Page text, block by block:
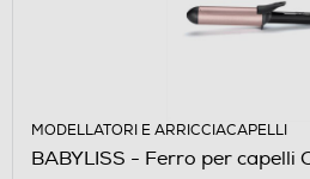
MODELLATORI E ARRICCIACAPELLI
BABYLISS - Ferro per capelli